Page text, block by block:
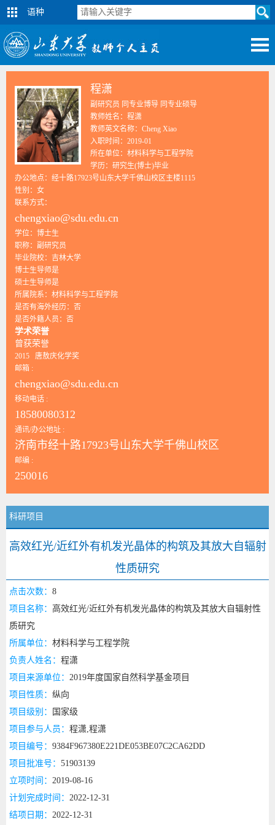
语种
程潇
副研究员 同专业博导 同专业硕导
教师姓名：程潇
教师英文名称：Cheng Xiao
入职时间：2019-01
所在单位：材料科学与工程学院
学历：研究生(博士)毕业
办公地点：经十路17923号山东大学千佛山校区主楼1115
性别：女
联系方式：
chengxiao@sdu.edu.cn
学位：博士生
职称：副研究员
毕业院校：吉林大学
博士生导师是
硕士生导师是
所属院系：材料科学与工程学院
是否有海外经历：否
是否外籍人员：否
学术荣誉
曾获荣誉
2015 唐敖庆化学奖
邮箱 :
chengxiao@sdu.edu.cn
移动电话 :
18580080312
通讯/办公地址 :
济南市经十路17923号山东大学千佛山校区
邮编 :
250016
科研项目
高效红光/近红外有机发光晶体的构筑及其放大自辐射
性质研究
点击次数： 8
项目名称： 高效红光/近红外有机发光晶体的构筑及其放大自辐射性
质研究
所属单位： 材料科学与工程学院
负责人姓名： 程潇
项目来源单位： 2019年度国家自然科学基金项目
项目性质： 纵向
项目级别：
国家级
项目参与人员： 程潇,程潇
项目编号： 9384F967380E221DE053BE07C2CA62DD
项目批准号： 51903139
立项时间： 2019-08-16
计划完成时间： 2022-12-31
结项日期： 2022-12-31